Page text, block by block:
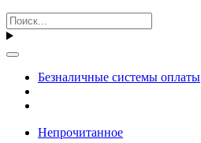
Безналичные системы оплаты
Непрочитанное